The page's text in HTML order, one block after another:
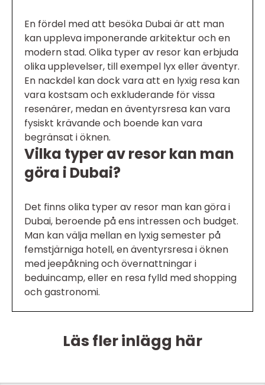
En fördel med att besöka Dubai är att man
kan uppleva imponerande arkitektur och en
modern stad. Olika typer av resor kan erbjuda
olika upplevelser, till exempel lyx eller äventyr.
En nackdel kan dock vara att en lyxig resa kan
vara kostsam och exkluderande för vissa
resenärer, medan en äventyrsresa kan vara
fysiskt krävande och boende kan vara
begränsat i öknen.
Vilka typer av resor kan man
göra i Dubai?
Det finns olika typer av resor man kan göra i
Dubai, beroende på ens intressen och budget.
Man kan välja mellan en lyxig semester på
femstjärniga hotell, en äventyrsresa i öknen
med jeepåkning och övernattningar i
beduincamp, eller en resa fylld med shopping
och gastronomi.
Läs fler inlägg här